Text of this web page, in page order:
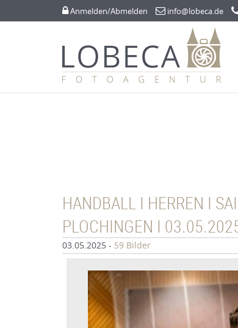
 Anmelden/Abmelden  info@lobeca.de
HANDBALL I HERREN I
PLOCHINGEN I
03.05.2025 - 59 Bilder